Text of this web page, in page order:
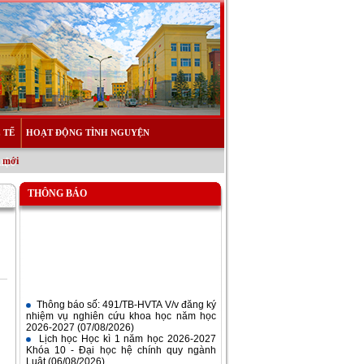
mới
TẾ HOẠT ĐỘNG TÌNH NGUYỆN
THÔNG BÁO
Thông báo số: 491/TB-HVTA V/v đăng ký
nhiệm vụ nghiên cứu khoa học năm học
2026-2027(07/08/2026)
Lịch học Học kì 1 năm học 2026-2027
Khóa 10 - Đại học hệ chính quy ngành
Luật(06/08/2026)